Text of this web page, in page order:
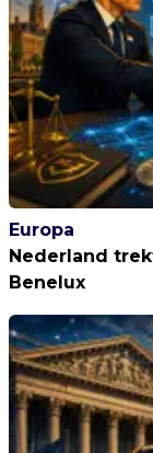
Europa
Nederland
Benelux